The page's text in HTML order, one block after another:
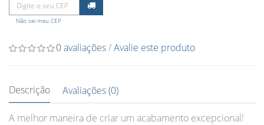
Não sei meu CEP
0 avaliações/Avalie este produto
Descrição Avaliações (0)
A melhor maneira de criar um acabamento excepcional!